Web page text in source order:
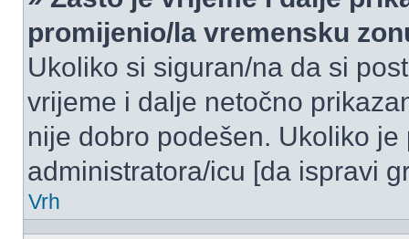
promijenio/la vremensku
Ukoliko si siguran/na da si
vrijeme i dalje netočno
nije dobro podešen. Ukoliko
administratora/icu [da ispravi
Vrh